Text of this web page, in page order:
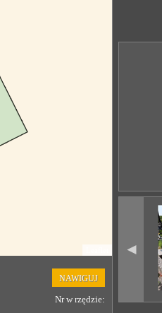
NAWIGUJ
Nr w rzędzie:
◄